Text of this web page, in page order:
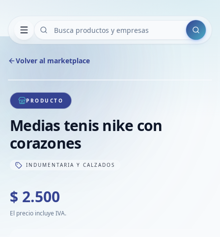
Buscar
Volver al marketplace
1/1
PRODUCTO
Medias tenis nike con
corazones
INDUMENTARIA Y CALZADOS
$ 2.500
El precio incluye IVA.